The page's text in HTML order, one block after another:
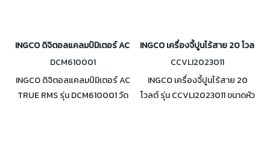
INGCO ดิจิตอลแคลมป์มิเตอร์ AC TRUE RMS รุ่น DCM610001
DCM610001
INGCO ดิจิตอลแคลมป์มิเตอร์ AC
TRUE RMS รุ่น DCM610001 วัด
INGCO เครื่องจี้ปูนไร้สาย 20 โวลต์
CCVLI2023011
INGCO เครื่องจี้ปูนไร้สาย 20
โวลต์ รุ่น CCVLI2023011 ขนาดหัว